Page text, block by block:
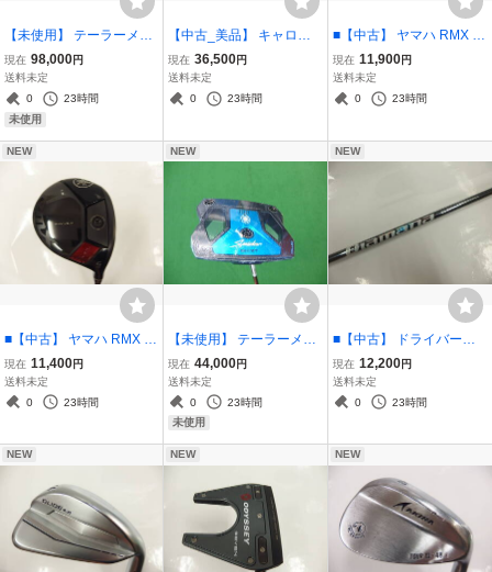
【未使用】 テーラーメイ
ド P790 アイアン #6-P(5
本セット) モーダス 110 S
シャフト
現在 98,000円
送料未定
0
23時間
未使用
【中古_美品】 キャロウ
ェイ QUANTUM MAX フ
ェアウェイウッド FW7 (2
1度) ATHLEMAX 50 Sシ
現在 36,500円
送料未定
0
23時間
■【中古】 ヤマハ RMX V
D/F フェアウェイウッド F
W3 (15度) SPEEDER NX
BLACK 60 Sシャフト / リ
現在 11,900円
送料未定
0
23時間
NEW
■【中古】 ヤマハ RMX V
D/F フェアウェイウッド F
W5 (18度) Diamana Thu
mp f75 Sシャフト / リミッ
現在 11,400円
送料未定
0
23時間
NEW
【未使用】 テーラーメイ
ド Spider ZT BLACK STA
NDARD パター 34インチ
/ スパイダー ゼロトルク
ブラック スタンダード
現在 44,000円
送料未定
0
23時間
未使用
NEW
■【中古】 ドライバー用
シャフト単品 DIAMANA
WS 70 フレックス:S / デ
ィアマナ WS 70S 三菱ケ
現在 12,200円
送料未定
0
23時間
NEW NEW NEW